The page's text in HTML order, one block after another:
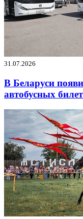
31.07.2026
В Беларуси
автобусных